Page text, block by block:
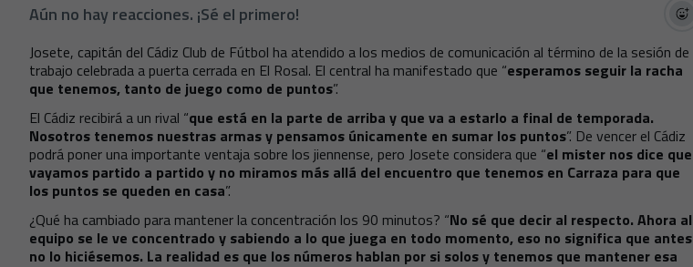
Aún no hay reacciones. ¡Sé el primero!
Josete, capitán del Cádiz Club de Fútbol ha atendido a los medios de comunicación al término de la sesión de
trabajo celebrada a puerta cerrada en El Rosal. El central ha manifestado que “esperamos seguir la racha
que tenemos, tanto de juego como de puntos”.
El Cádiz recibirá a un rival “que está en la parte de arriba y que va a estarlo a final de temporada.
Nosotros tenemos nuestras armas y pensamos únicamente en sumar los puntos”. De vencer el Cádiz
podrá poner una importante ventaja sobre los jiennense, pero Josete considera que “el mister nos dice que
vayamos partido a partido y no miramos más allá del encuentro que tenemos en Carraza para que
los puntos se queden en casa”.
¿Qué ha cambiado para mantener la concentración los 90 minutos? “No sé que decir al respecto. Ahora al
equipo se le ve concentrado y sabiendo a lo que juega en todo momento, eso no significa que antes
no lo hiciésemos. La realidad es que los números hablan por si solos y tenemos que mantener esa